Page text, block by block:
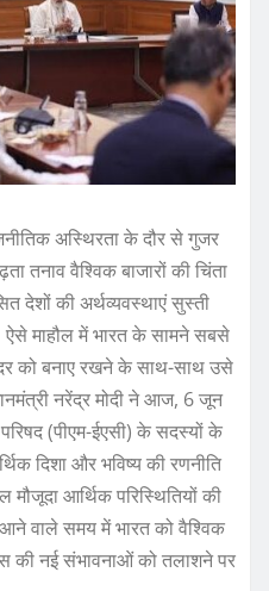
अस्थिरता के दौर से गुजर
तनाव वैश्विक बाजारों की चिंता
देशों की अर्थव्यवस्थाएं सुस्ती
माहौल में भारत के सामने सबसे
को बनाए रखने के साथ-साथ उसे
नरेंद्र मोदी ने आज, 6 जून
(पीएम-ईएसी) के सदस्यों के
दिशा और भविष्य की रणनीति
आर्थिक परिस्थितियों की
आने वाले समय में भारत को वैश्विक
की नई संभावनाओं को तलाशने पर